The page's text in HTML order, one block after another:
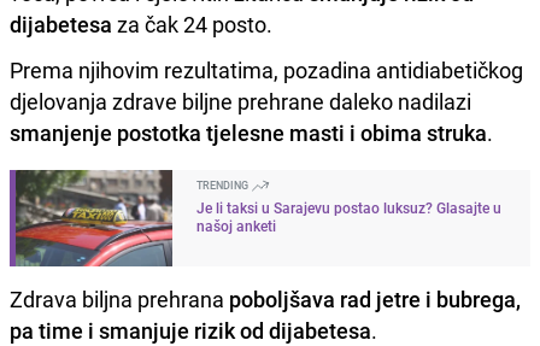
dijabetesa za čak 24 posto.
Prema njihovim rezultatima, pozadina antidiabetičkog
djelovanja zdrave biljne prehrane daleko nadilazi
smanjenje postotka tjelesne masti i obima struka.
TRENDING
Je li taksi u Sarajevu postao luksuz? Glasajte u
našoj anketi
Zdrava biljna prehrana poboljšava rad jetre i bubrega,
pa time i smanjuje rizik od dijabetesa.